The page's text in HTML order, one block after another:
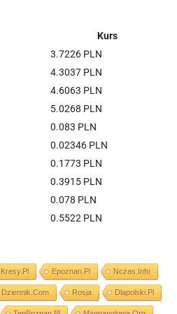
Kurs
3.7226 PLN
4.3037 PLN
4.6063 PLN
5.0268 PLN
0.083 PLN
0.02346 PLN
0.1773 PLN
0.3915 PLN
0.078 PLN
0.5522 PLN
Kresy.pl Epoznan.pl Nczas.info
Dziennik.com Rosja Dlapolski.pl